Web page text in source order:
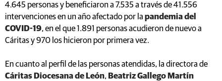
4.645 personas y beneficiaron a 7.535 a través de 41.556
intervenciones en un año afectado por la pandemia del
COVID-19, en el que 1.891 personas acudieron de nuevo a
Cáritas y 970 los hicieron por primera vez.
En cuanto al perfil de las personas atendidas, la directora de
Cáritas Diocesana de León, Beatriz Gallego Martín